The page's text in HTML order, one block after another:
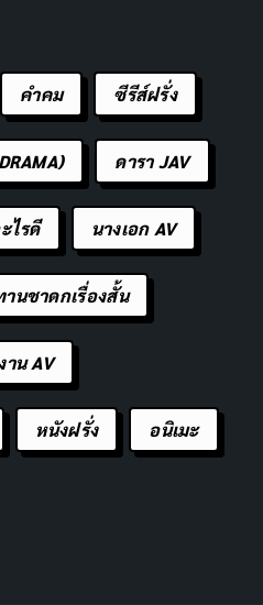
คําคม ซีรีส์ฝรั่ง
ดารา JAV
ไรดี นางเอก AV
านชาดกเรื่องสั้น
าน AV
หนังฝรั่ง อนิเมะ